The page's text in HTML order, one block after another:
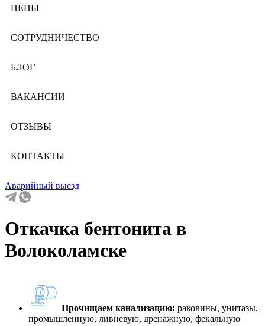
ЦЕНЫ
СОТРУДНИЧЕСТВО
БЛОГ
ВАКАНСИИ
ОТЗЫВЫ
КОНТАКТЫ
Аварийный выезд
Откачка бентонита в
Волоколамске
Прочищаем канализацию: раковины, унитазы,
промышленную, ливневую, дренажную, фекальную